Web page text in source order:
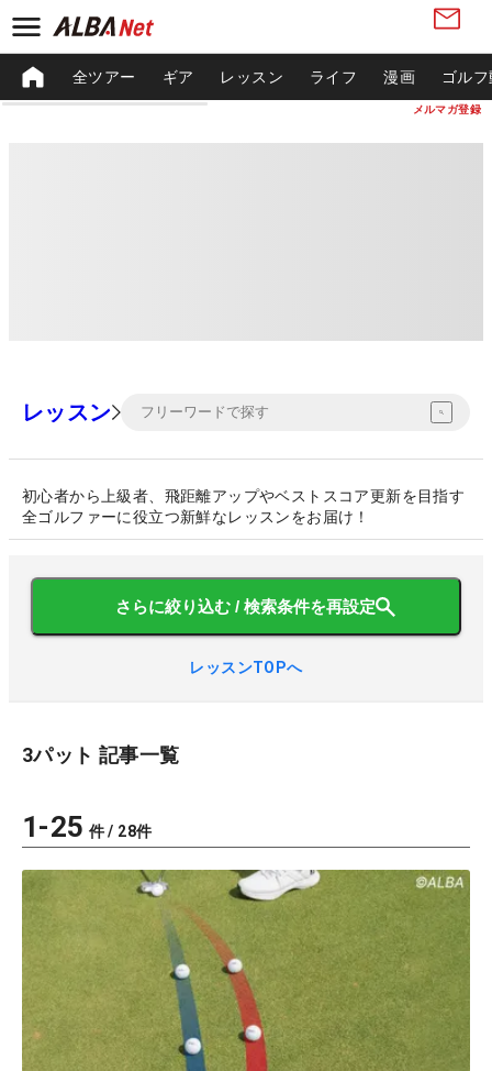
メルマガ登録
全ツアー ギア レッスン ライフ 漫画 ゴル
レッスン
初心者から上級者、飛距離アップやベストスコア更新を目指す
全ゴルファーに役立つ新鮮なレッスンをお届け！
さらに絞り込む / 検索条件を再設定
レッスンTOPへ
3パット 記事一覧
1-25 件 / 28件